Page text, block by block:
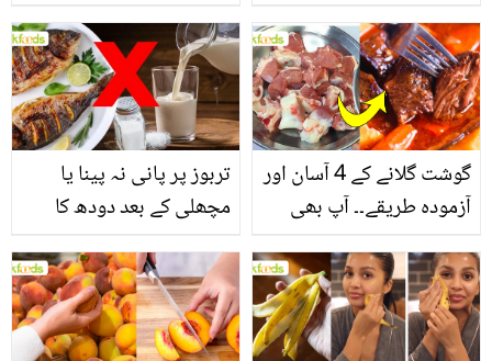
انگیز طبی فوائد
تربوز پر پانی نہ پینا یا
مچھلی کے بعد دودھ کا
سے متعلق غلط فہمیوں کی
حقیقت کیا ہے اور افواہ
کیا؟
گوشت گلانے کے 4 آسان اور
آزمودہ طریقے۔۔ آپ بھی
بتائے راز